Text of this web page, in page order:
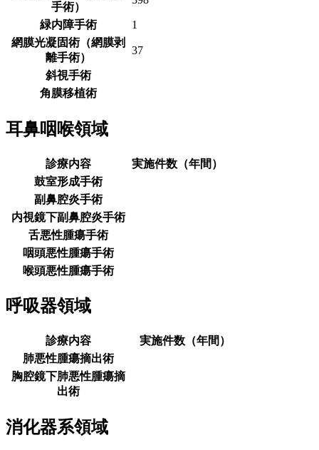
手術）
緑内障手術
1
網膜光凝固術（網膜剥
離手術）
37
斜視手術
角膜移植術
耳鼻咽喉領域
診療内容
実施件数（年間）
鼓室形成手術
副鼻腔炎手術
内視鏡下副鼻腔炎手術
舌悪性腫瘍手術
咽頭悪性腫瘍手術
喉頭悪性腫瘍手術
呼吸器領域
診療内容
実施件数（年間）
肺悪性腫瘍摘出術
胸腔鏡下肺悪性腫瘍摘
出術
消化器系領域